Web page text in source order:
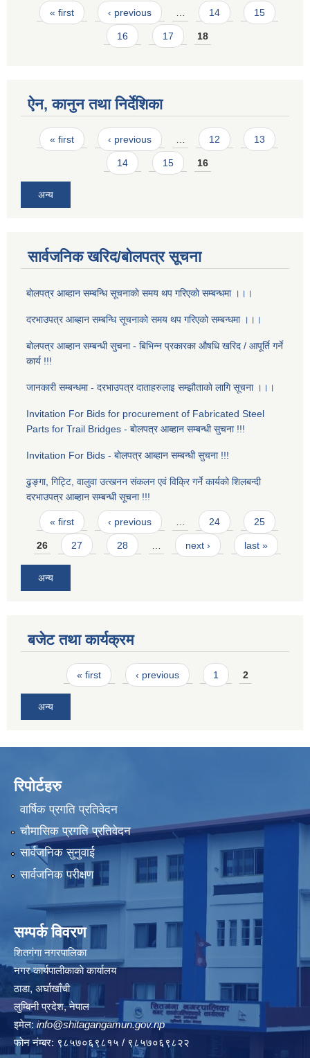
Pages
« first ‹ previous … 14 15
16 17 18
ऐन, कानुन तथा निर्देशिका
Pages
« first ‹ previous 12 13
14 15 16
अन्य
सार्वजनिक खरिद/बोलपत्र सूचना
बाेलपत्र आब्हान सम्बन्धि सूचनाकाे समय थप गरिएकाे सम्बन्धमा ।।।
दरभाउपत्र आब्हान सम्बन्धि सूचनाकाे समय थप गरिएकाे सम्बन्धमा ।।।
बाेलपत्र आब्हान सम्बन्धी सुचना - बिभिन्न प्रकारका औषधि खरिद / आपूर्ति गर्ने
कार्य !!!
जानकारी सम्बन्धमा - दरभाउपत्र दाताहरुलाइ सम्झौताकाे लागि सूचना ।।।
Invitation For Bids for procurement of Fabricated Steel
Parts for Trail Bridges - बाेलपत्र आब्हान सम्बन्धी सुचना !!!
Invitation For Bids - बाेलपत्र आब्हान सम्बन्धी सुचना !!!
ढुङ्गा, गिट्टि, वालुवा उत्खनन स‌ंकलन एवं विक्रि गर्ने कार्यकाे शिलबन्दी
दरभाउपत्र आब्हान सम्बन्धी सूचना !!!
Pages
« first ‹ previous … 24 25
26 27 28 … next › last »
अन्य
बजेट तथा कार्यक्रम
Pages« first ‹ previous 1 2
अन्य
रिपोर्टहरु
वार्षिक प्रगति प्रतिवेदन
चौमासिक प्रगति प्रतिवेदन
सार्वजनिक सुनुवाई
सार्वजनिक परीक्षण
सम्पर्क विवरण
शितगंगा नगरपालिका
नगर कार्यपालीकाकाे कार्यालय
ठाडा, अर्घाखाँची
लुम्बिनी प्रदेश, नेपाल
इमेल: info@shitagangamun.gov.np
फोन नंम्बर: ९८५७०६९८१५ / ९८५७०६९८२२